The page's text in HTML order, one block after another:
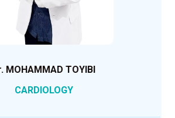
MOHAMMAD TOYIBI
CARDIOLOGY